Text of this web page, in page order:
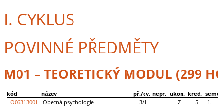
I. CYKLUS
POVINNÉ PŘEDMĚTY
M01 – TEORETICKÝ MODUL (299
kód název př./cv. nepr. ukon. kred.
O06313001
Obecná psychologie I 3/1 – Z 5
1.